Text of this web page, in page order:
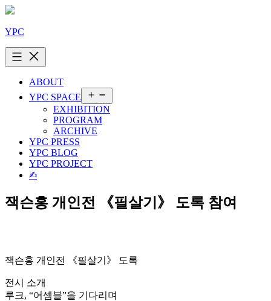
콘
츠
로
바
YPC
ABOUT
YPC SPACE
뉴
열
EXHIBITION
PROGRAM
ARCHIVE
YPC PRESS
YPC BLOG
YPC PROJECT
✍︎
잭슨홍 개인전 《필살기》 도록 참여
잭슨홍 개인전 《필살기》 도록
전시 소개
루크, “어셈블”을 기다리며